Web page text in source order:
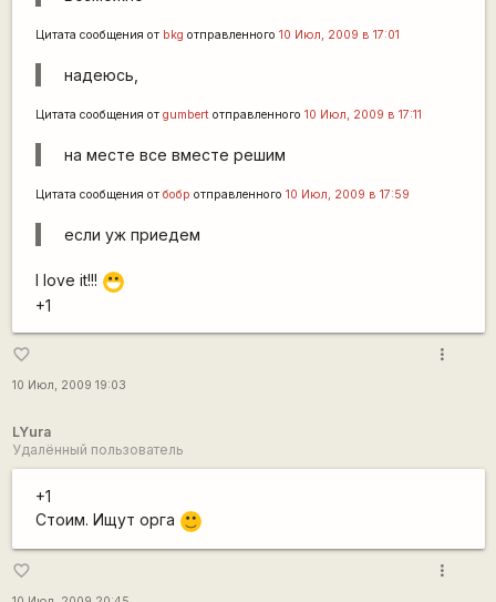
Цитата сообщения от bkg отправленного 10 Июл, 2009 в 17:01
надеюсь,
Цитата сообщения от gumbertотправленного 10 Июл, 2009 в 17:11
на месте все вместе решим
Цитата сообщения от бобр отправленного 10 Июл, 2009 в 17:59
если уж приедем
I love it!!! :D
+1
favorite_border
10 Июл, 2009 19:03
more_vert
LYura
Удалённый пользователь
+1
Стоим. Ищут орга
:)
favorite_border more_vert